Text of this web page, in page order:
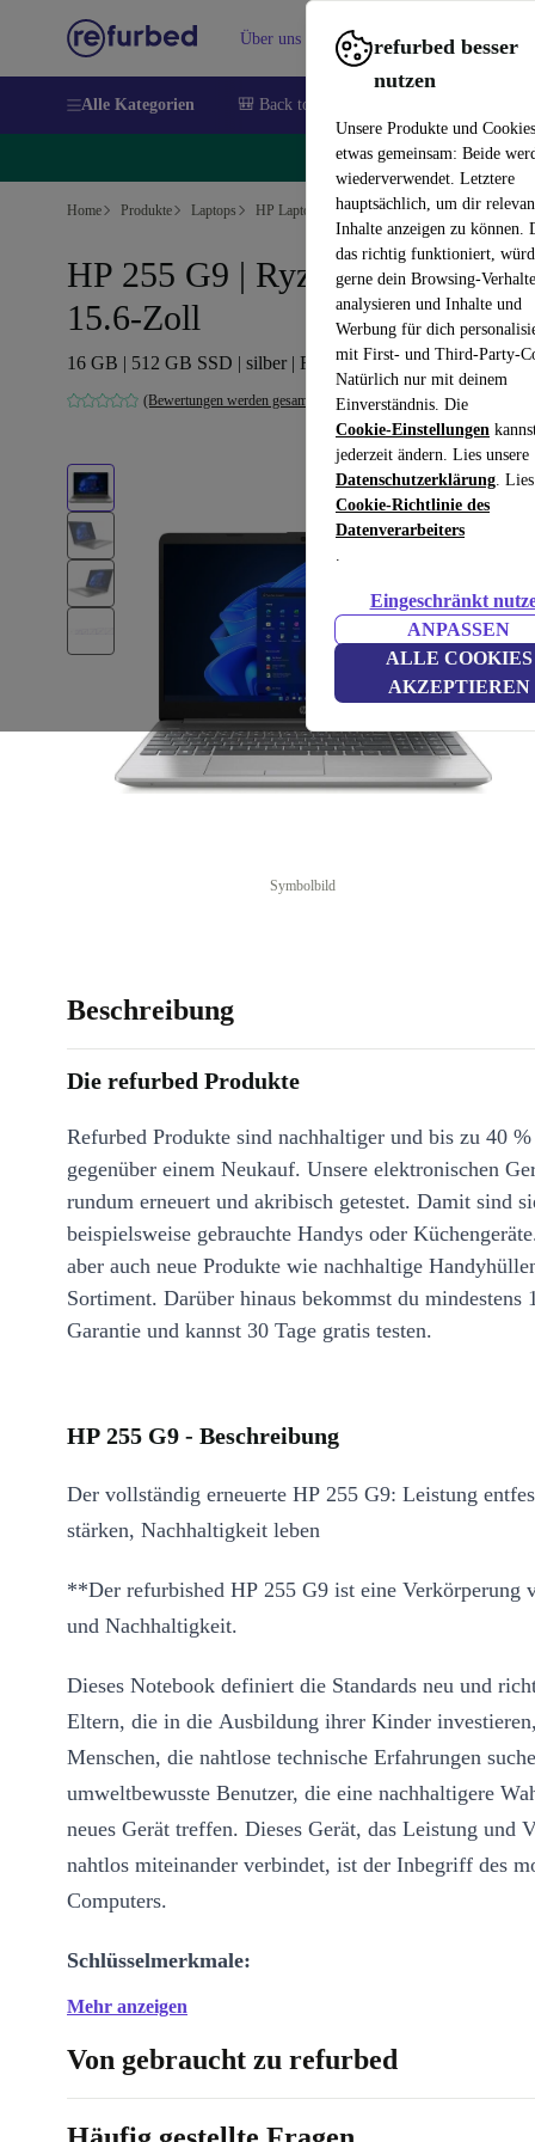
refurbed besser
nutzen
Unsere Produkte und
etwas gemeinsam: Beide
wiederverwendet. Letztere
hauptsächlich, um dir
Inhalte anzeigen zu können.
das richtig funktioniert,
gerne dein Browsing-
analysieren und Inhalte und
Werbung für dich
mit First- und Third-Party-
Natürlich nur mit deinem
Einverständnis. Die
Cookie-Einstellungen
jederzeit ändern. Lies unsere
Datenschutzerklärung.
Cookie-Richtlinie des
Datenverarbeiters
.
Eingeschränkt
ANPASSEN
ALLE COOKIES
AKZEPTIEREN
Über uns Verkaufen Hilfe
Alle Kategorien 🎒 Back to school
Home Produkte Laptops HP Laptops
HP 255 G9 | Ryzen 5 5625U |
15.6-Zoll
16 GB | 512 GB SSD | silber | FP | Win 11 Pro | BE
(Bewertungen werden gesammelt)
Symbolbild
Beschreibung
Die refurbed Produkte
Refurbed Produkte sind nachhaltiger und bis zu 40
gegenüber einem Neukauf. Unsere elektronischen
rundum erneuert und akribisch getestet. Damit sind
beispielsweise gebrauchte Handys oder
aber auch neue Produkte wie nachhaltige
Sortiment. Darüber hinaus bekommst du mindestens
Garantie und kannst 30 Tage gratis testen.
HP 255 G9 - Beschreibung
Der vollständig erneuerte HP 255 G9: Leistung
stärken, Nachhaltigkeit leben
**Der refurbished HP 255 G9 ist eine Verkörperung
und Nachhaltigkeit.
Dieses Notebook definiert die Standards neu und
Eltern, die in die Ausbildung ihrer Kinder
Menschen, die nahtlose technische Erfahrungen
umweltbewusste Benutzer, die eine nachhaltigere
neues Gerät treffen. Dieses Gerät, das Leistung und
nahtlos miteinander verbindet, ist der Inbegriff des
Computers.
Schlüsselmerkmale:
Hochleistungsprozessor:
Prozessoren angetrieben und garantiert eine
die perfekt für Multitasking und anspruchsvolle
Mehr anzeigen
Von gebraucht zu refurbed